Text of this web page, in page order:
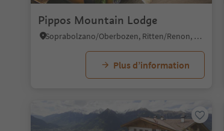
Pippos Mountain Lodge
Soprabolzano/Oberbozen, Ritten/Renon, Bolzano/Bozen and environs
Plus d’information